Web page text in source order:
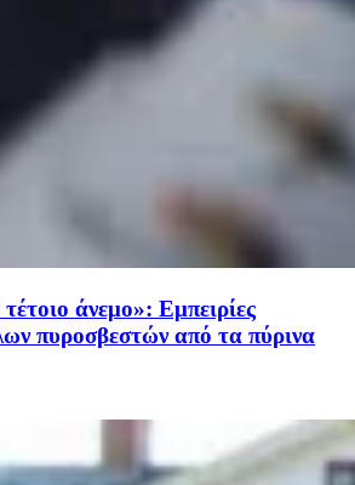
τέτοιο άνεμο»: Εμπειρίες
πυροσβεστών από τα πύρινα